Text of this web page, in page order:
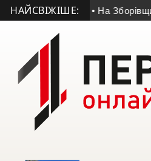
НАЙСВІЖІШЕ:
• На Зборівщині